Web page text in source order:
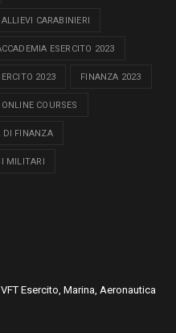
CARABINIERI
ESERCITO 2023
2023 FINANZA 2023
ONLINE COURSES
DI FINANZA
MILITARI
Esercito, Marina, Aeronautica